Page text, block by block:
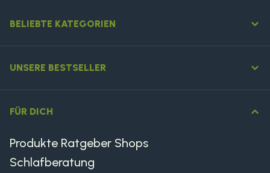
BELIEBTE KATEGORIEN
UNSERE BESTSELLER
FÜR DICH
Produkte Ratgeber Shops
Schlafberatung